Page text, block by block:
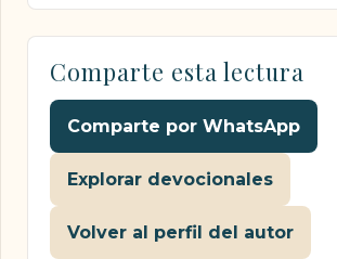
Comparte esta lectura
Comparte por WhatsApp
Explorar devocionales
Volver al perfil del autor